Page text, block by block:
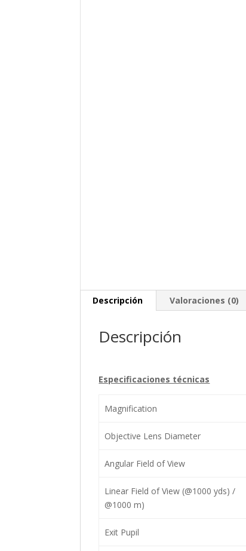
Descripción Valoraciones (0)
Descripción
Especificaciones técnicas
Magnification
Objective Lens Diameter
Angular Field of View
Linear Field of View (@1000 yds) /
@1000 m)
Exit Pupil